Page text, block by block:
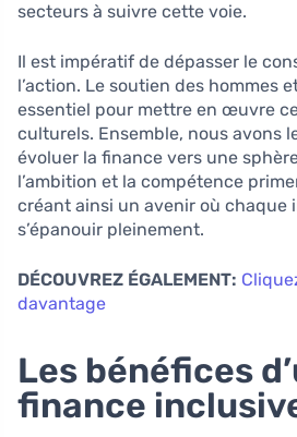
secteurs à suivre cette voie.
Il est impératif de dépasser le
l’action. Le soutien des hommes
essentiel pour mettre en œuvre
culturels. Ensemble, nous avons
évoluer la finance vers une
l’ambition et la compétence
créant ainsi un avenir où chaque
s’épanouir pleinement.
DÉCOUVREZ ÉGALEMENT:
davantage
Les bénéfices
finance